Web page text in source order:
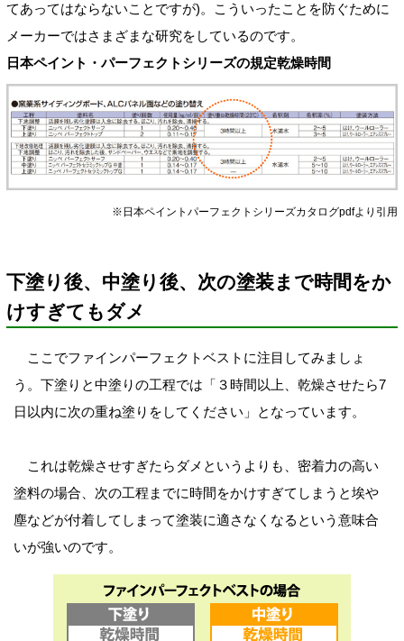
てあってはならないことですが)。こういったことを防ぐために
メーカーではさまざまな研究をしているのです。
日本ペイント・パーフェクトシリーズの規定乾燥時間
※日本ペイントパーフェクトシリーズカタログpdfより引用
下塗り後、中塗り後、次の塗装まで時間をか
けすぎてもダメ
ここでファインパーフェクトベストに注目してみましょ
う。下塗りと中塗りの工程では「３時間以上、乾燥させたら7
日以内に次の重ね塗りをしてください」となっています。
これは乾燥させすぎたらダメというよりも、密着力の高い
塗料の場合、次の工程までに時間をかけすぎてしまうと埃や
塵などが付着してしまって塗装に適さなくなるという意味合
いが強いのです。